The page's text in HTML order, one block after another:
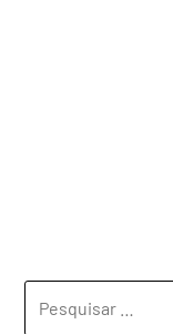
POR: